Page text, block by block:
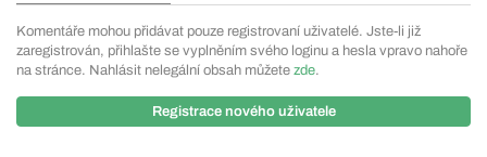
Komentáře mohou přidávat pouze registrovaní uživatelé. Jste-li již
zaregistrován, přihlašte se vyplněním svého loginu a hesla vpravo nahoře
na stránce. Nahlásit nelegální obsah můžete zde.
Registrace nového uživatele